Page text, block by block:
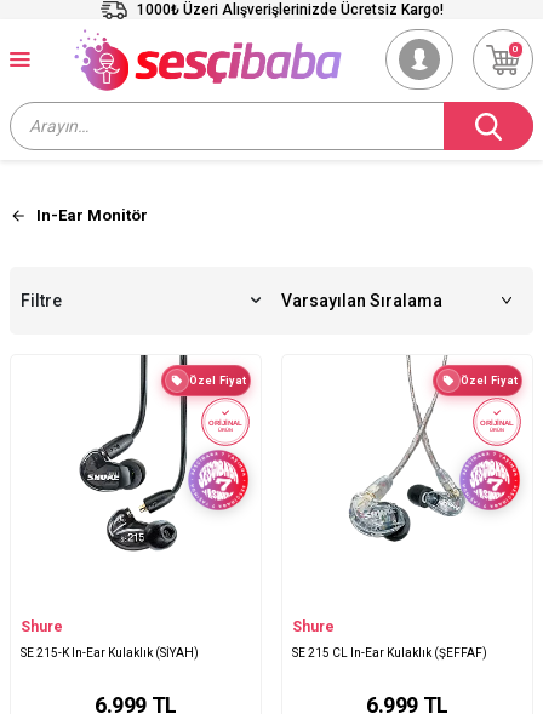
1000₺ Üzeri Alışverişlerinizde Ücretsiz Kargo!
0
In-Ear Monitör
Filtre
Özel Fiyat
ORİJİNAL
ÜRÜN
Shure
SE 215-K In-Ear Kulaklık (SİYAH)
6.999 TL
Özel Fiyat
ORİJİNAL
ÜRÜN
Shure
SE 215 CL In-Ear Kulaklık (ŞEFFAF)
6.999 TL